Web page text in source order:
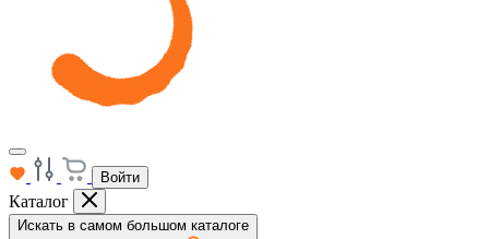
Войти
Каталог
Искать в самом большом каталоге